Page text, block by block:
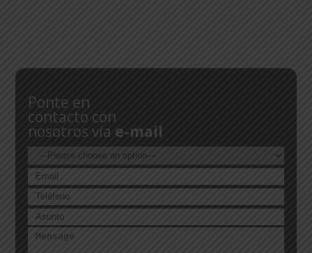
Ponte en
contacto con
nosotros vía e-mail